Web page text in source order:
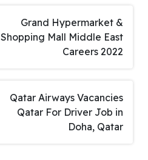
Grand Hypermarket &
Shopping Mall Middle East
Careers 2022
Qatar Airways Vacancies
Qatar For Driver Job in
Doha, Qatar